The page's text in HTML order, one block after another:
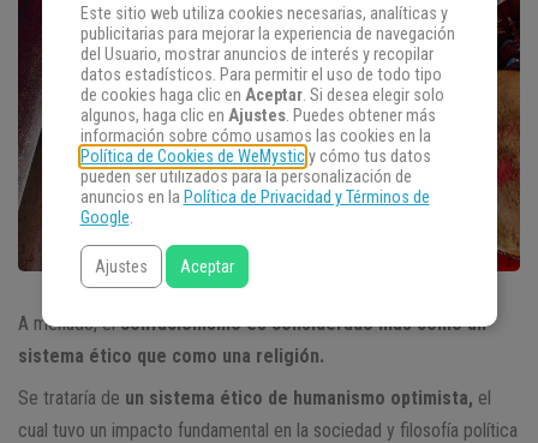
A menudo, elconfucionismo es considerado más como un
sistema ético que como una religión.
Se trataría de un sistema ético de humanismo optimista, el
cual tuvo un impacto fundamental en la sociedad y filosofía política
Este sitio web utiliza cookies necesarias, analíticas y
publicitarias para mejorar la experiencia de navegación
del Usuario, mostrar anuncios de interés y recopilar
datos estadísticos. Para permitir el uso de todo tipo
de cookies haga clic en Aceptar. Si desea elegir solo
algunos, haga clic en Ajustes. Puedes obtener más
información sobre cómo usamos las cookies en la
Política de Cookies de WeMysticy cómo tus datos
pueden ser utilizados para la personalización de
anuncios en la Política de Privacidad y Términos de
Google.
Ajustes Aceptar